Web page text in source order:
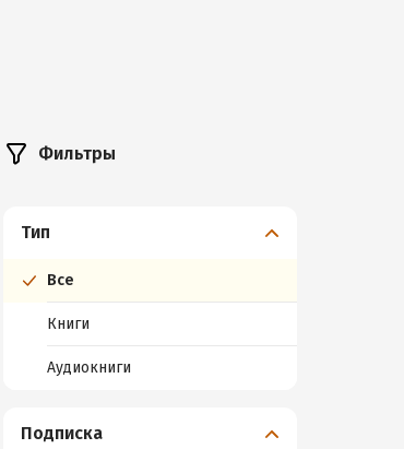
Фильтры
Тип
Все
Книги
Аудиокниги
Подписка